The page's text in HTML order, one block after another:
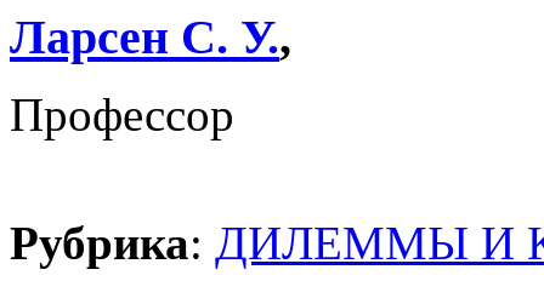
Ларсен С. У.,
Профессор
Рубрика: ДИЛЕММЫ И